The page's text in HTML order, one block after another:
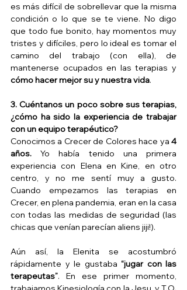
es más difícil de sobrellevar que la misma
condición o lo que se te viene. No digo
que todo fue bonito, hay momentos muy
tristes y difíciles, pero lo ideal es tomar el
camino del trabajo (con ella), de
cómo hacer mejor su y nuestra vida.
3. Cuéntanos un poco sobre sus terapias,
¿cómo ha sido la experiencia de trabajar
con un equipo terapéutico?
Conocimos a Crecer de Colores hace ya 4
años. Yo había tenido una primera
experiencia con Elena en Kine, en otro
centro, y no me sentí muy a gusto.
Cuando empezamos las terapias en
Crecer, en plena pandemia, eran en la casa
con todas las medidas de seguridad (las
chicas que venían parecían aliens jiji!).
Aún así, la Elenita se acostumbró
rápidamente y le gustaba “jugar con las
terapeutas”. En ese primer momento,